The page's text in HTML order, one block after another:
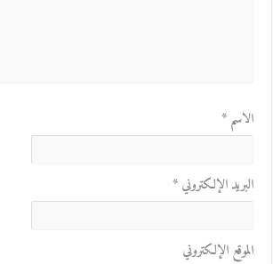
الاسم*
البريد الإلكتروني*
الموقع الإلكتروني